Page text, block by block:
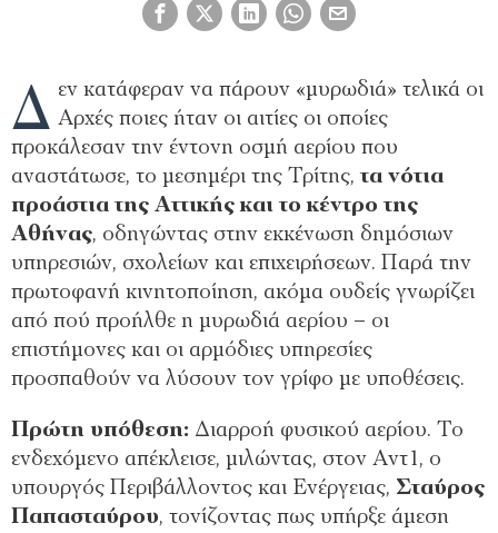
Δ εν κατάφεραν να πάρουν «μυρωδιά» τελικά οι
Αρχές ποιες ήταν οι αιτίες οι οποίες
προκάλεσαν την έντονη οσμή αερίου που
αναστάτωσε, το μεσημέρι της Τρίτης,τα νότια
προάστια της Αττικής και το κέντρο της
Αθήνας, οδηγώντας στην εκκένωση δημόσιων
υπηρεσιών, σχολείων και επιχειρήσεων. Παρά την
πρωτοφανή κινητοποίηση, ακόμα ουδείς γνωρίζει
από πού προήλθε η μυρωδιά αερίου – οι
επιστήμονες και οι αρμόδιες υπηρεσίες
προσπαθούν να λύσουν τον γρίφο με υποθέσεις.
Πρώτη υπόθεση: Διαρροή φυσικού αερίου. Το
ενδεχόμενο απέκλεισε, μιλώντας, στον Αντ1, ο
υπουργός Περιβάλλοντος και Ενέργειας, Σταύρος
Παπασταύρου, τονίζοντας πως υπήρξε άμεση